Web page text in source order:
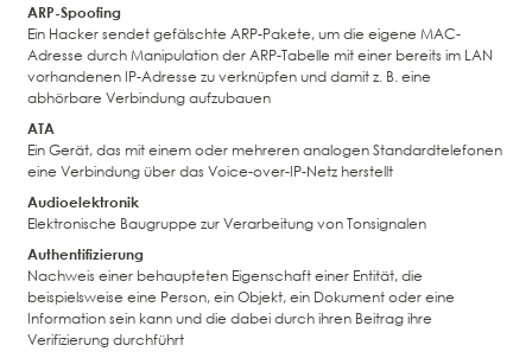
ARP-Spoofing
Ein Hacker sendet gefälschte ARP-Pakete, um die eigene MAC-
Adresse durch Manipulation der ARP-Tabelle mit einer bereits im LAN
vorhandenen IP-Adresse zu verknüpfen und damit z. B. eine
abhörbare Verbindung aufzubauen
ATA
Ein Gerät, das mit einem oder mehreren analogen Standardtelefonen
eine Verbindung über das Voice-over-IP-Netz herstellt
Audioelektronik
Elektronische Baugruppe zur Verarbeitung von Tonsignalen
Authentifizierung
Nachweis einer behaupteten Eigenschaft einer Entität, die
beispielsweise eine Person, ein Objekt, ein Dokument oder eine
Information sein kann und die dabei durch ihren Beitrag ihre
Verifizierung durchführt